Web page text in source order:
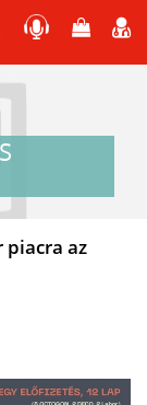
piacra az